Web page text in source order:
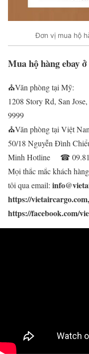
Đơn vị mua hộ
Mua hộ hàng ebay
⛪Văn phòng tại Mỹ:
1208 Story Rd, San
9999
⛪Văn phòng tại Việt
50/18 Nguyễn Đình
Minh Hotline
☎
Mọi thắc mắc khách
tôi qua email:
https://vietaircargo.com,
https://facebook.com/